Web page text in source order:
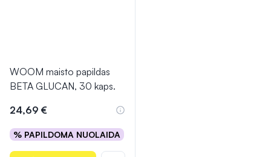
WOOM maisto papildas
BETA GLUCAN, 30 kaps.
24,69 €
% PAPILDOMA NUOLAIDA